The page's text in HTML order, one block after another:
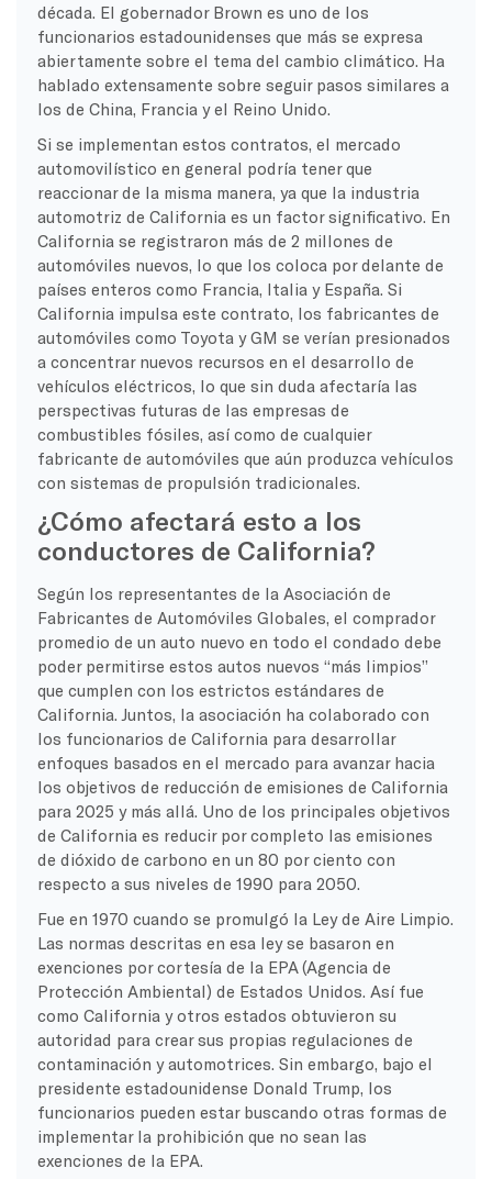
década. El gobernador Brown es uno de los
funcionarios estadounidenses que más se expresa
abiertamente sobre el tema del cambio climático. Ha
hablado extensamente sobre seguir pasos similares a
los de China, Francia y el Reino Unido.
Si se implementan estos contratos, el mercado
automovilístico en general podría tener que
reaccionar de la misma manera, ya que la industria
automotriz de California es un factor significativo. En
California se registraron más de 2 millones de
automóviles nuevos, lo que los coloca por delante de
países enteros como Francia, Italia y España. Si
California impulsa este contrato, los fabricantes de
automóviles como Toyota y GM se verían presionados
a concentrar nuevos recursos en el desarrollo de
vehículos eléctricos, lo que sin duda afectaría las
perspectivas futuras de las empresas de
combustibles fósiles, así como de cualquier
fabricante de automóviles que aún produzca vehículos
con sistemas de propulsión tradicionales.
¿Cómo afectará esto a los
conductores de California?
Según los representantes de la Asociación de
Fabricantes de Automóviles Globales, el comprador
promedio de un auto nuevo en todo el condado debe
poder permitirse estos autos nuevos “más limpios”
que cumplen con los estrictos estándares de
California. Juntos, la asociación ha colaborado con
los funcionarios de California para desarrollar
enfoques basados en el mercado para avanzar hacia
los objetivos de reducción de emisiones de California
para 2025 y más allá. Uno de los principales objetivos
de California es reducir por completo las emisiones
de dióxido de carbono en un 80 por ciento con
respecto a sus niveles de 1990 para 2050.
Fue en 1970 cuando se promulgó la Ley de Aire Limpio.
Las normas descritas en esa ley se basaron en
exenciones por cortesía de la EPA (Agencia de
Protección Ambiental) de Estados Unidos. Así fue
como California y otros estados obtuvieron su
autoridad para crear sus propias regulaciones de
contaminación y automotrices. Sin embargo, bajo el
presidente estadounidense Donald Trump, los
funcionarios pueden estar buscando otras formas de
implementar la prohibición que no sean las
exenciones de la EPA.